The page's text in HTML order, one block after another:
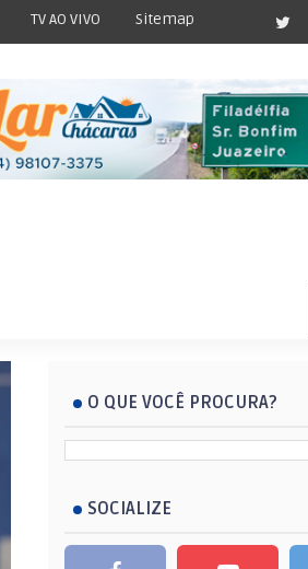
TV AO VIVO Sitemap
O QUE VOCÊ PROCURA?
SOCIALIZE